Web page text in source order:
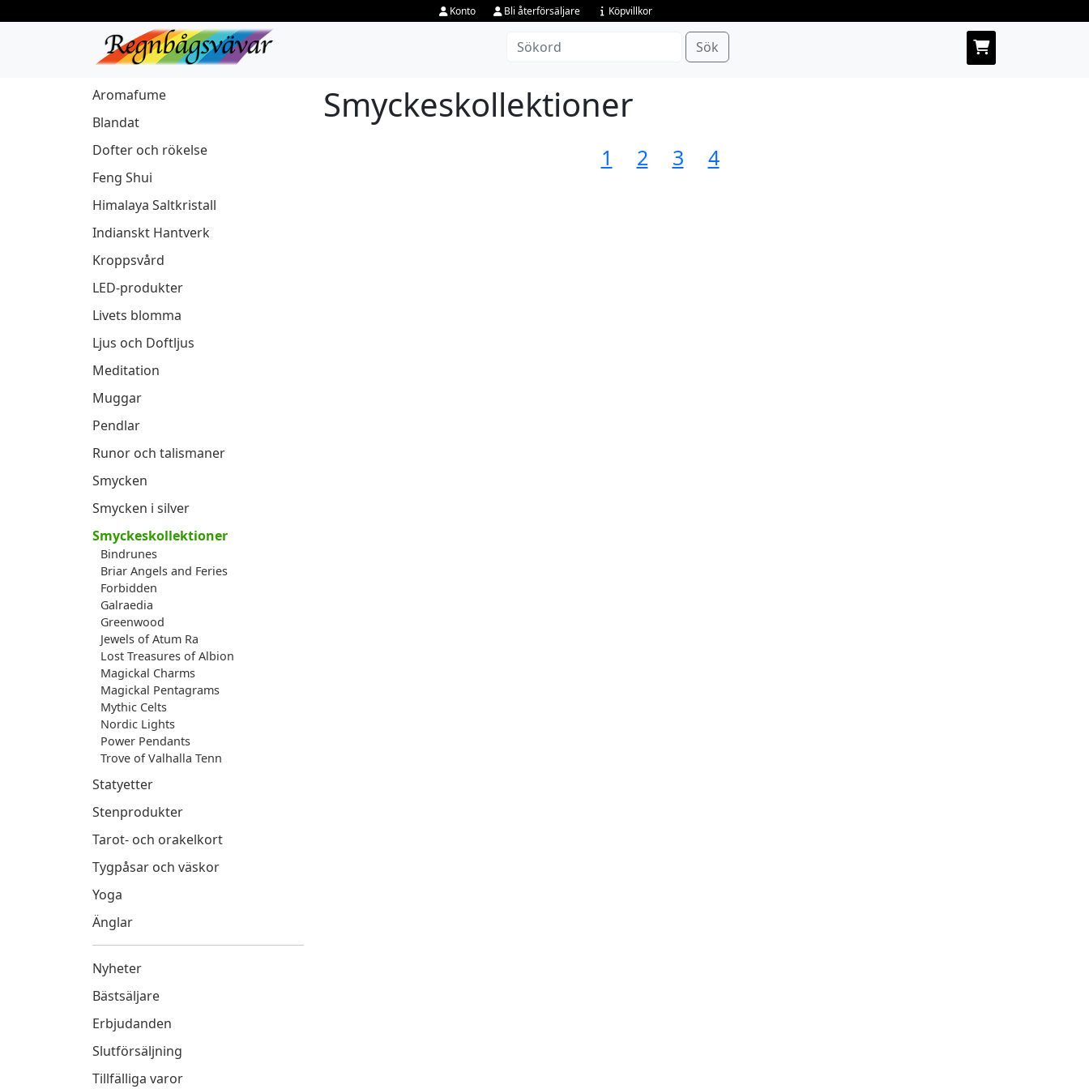
Sök
Konto Bli återförsäljare Köpvillkor
Aromafume
Blandat
Dofter och rökelse
Feng Shui
Himalaya Saltkristall
Indianskt Hantverk
Kroppsvård
LED-produkter
Livets blomma
Ljus och Doftljus
Meditation
Muggar
Pendlar
Runor och talismaner
Smycken
Smycken i silver
Smyckeskollektioner
Bindrunes
Briar Angels and Feries
Forbidden
Galraedia
Greenwood
Jewels of Atum Ra
Lost Treasures of Albion
Magickal Charms
Magickal Pentagrams
Mythic Celts
Nordic Lights
Power Pendants
Trove of Valhalla Tenn
Statyetter
Stenprodukter
Tarot- och orakelkort
Tygpåsar och väskor
Yoga
Änglar
Nyheter
Bästsäljare
Erbjudanden
Slutförsäljning
Tillfälliga varor
Smyckeskollektioner
1 2 3 4